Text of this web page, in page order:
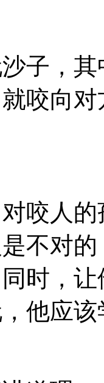
，其
咬向
人的
不对
时，
他应